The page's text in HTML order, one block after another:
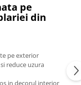
pe
din
pe exterior
reduce uzura
in decorul interior